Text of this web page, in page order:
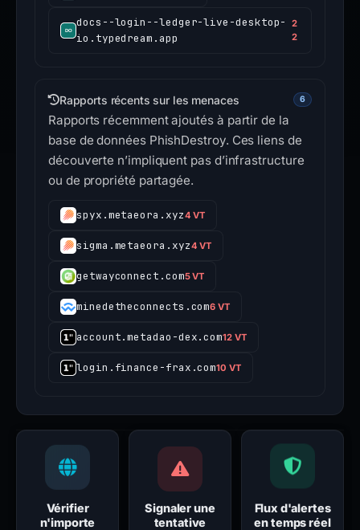
docs--login--ledger-live-desktop-
io.typedream.app
2
2
Rapports récents sur les menaces 6
Rapports récemment ajoutés à partir de la
base de données PhishDestroy. Ces liens de
découverte n’impliquent pas d’infrastructure
ou de propriété partagée.
spyx.metaeora.xyz4 VT
sigma.metaeora.xyz4 VT
getwayconnect.com5 VT
minedetheconnects.com6 VT
account.metadao-dex.com12 VT
login.finance-frax.com10 VT
Vérifier
n'importe
Signaler une
tentative
Flux d'alertes
en temps réel